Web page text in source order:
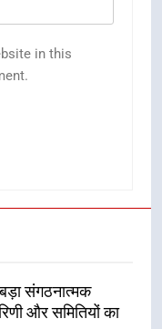
in this
संगठनात्मक
और समितियों का